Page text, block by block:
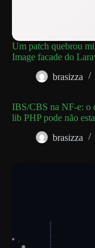
Um patch quebrou
Image facade do
brasizza
IBS/CBS na NF-e: o
lib PHP pode não
brasizza